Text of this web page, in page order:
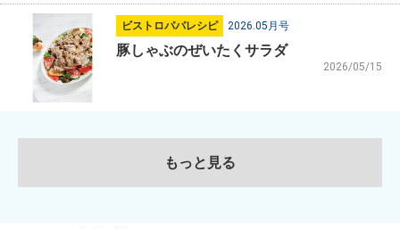
ビストロパパレシピ 2026.05月号
2026/05/15
豚しゃぶのぜいたくサラダ
もっと見る